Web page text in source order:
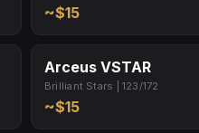
~$15
Arceus VSTAR
Brilliant Stars | 123/172
~$15